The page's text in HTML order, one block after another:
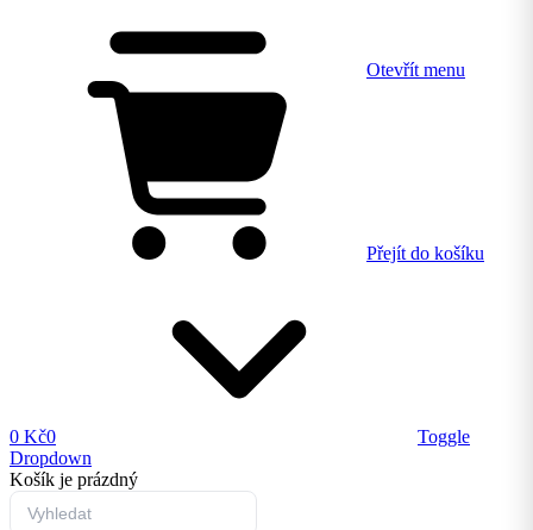
Otevřít menu
Přejít do košíku
0 Kč0
Toggle
Dropdown
Košík je prázdný